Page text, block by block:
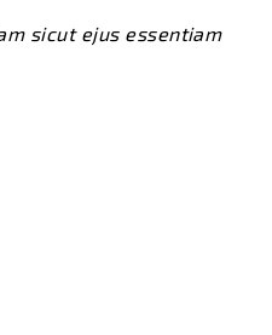
sicut ejus essentiam